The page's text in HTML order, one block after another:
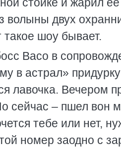
волыны двух
такое шоу бывает.
Васо в
в астрал»
лавочка. Вечером
сейчас – пшел вон
тебе или нет,
номер заодно с